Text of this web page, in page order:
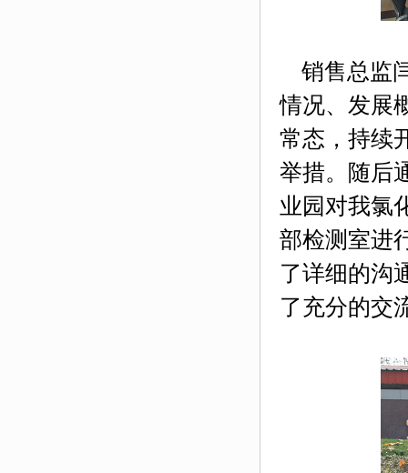
销售总监
情况、发展
常态，持续
举措。随后
业园对我氯
部检测室进
了详细的沟
了充分的交